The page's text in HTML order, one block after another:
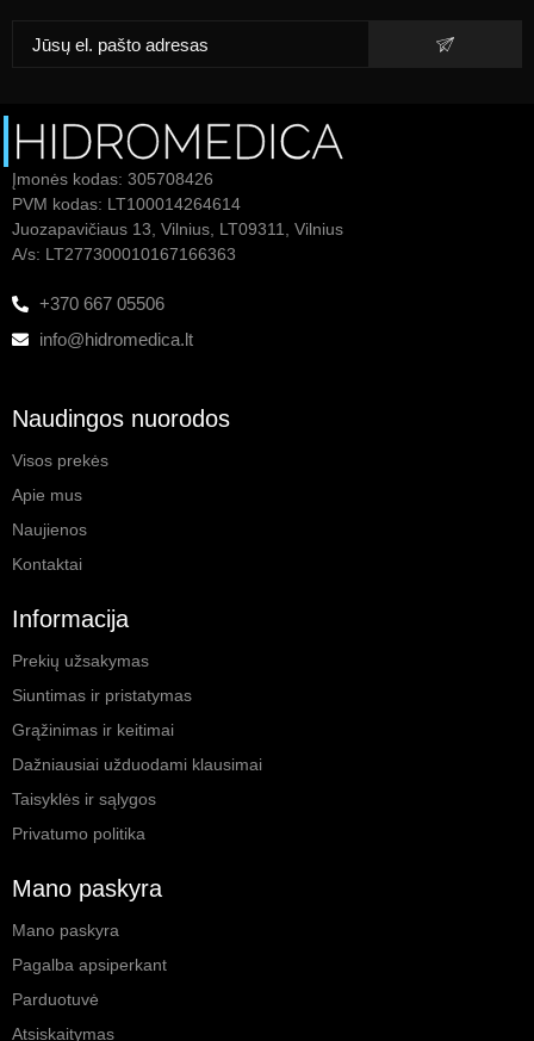
Įmonės kodas: 305708426
PVM kodas: LT100014264614
Juozapavičiaus 13, Vilnius, LT09311, Vilnius
A/s: LT277300010167166363
+370 667 05506
info@hidromedica.lt
Naudingos nuorodos
Visos prekės
Apie mus
Naujienos
Kontaktai
Informacija
Prekių užsakymas
Siuntimas ir pristatymas
Grąžinimas ir keitimai
Dažniausiai užduodami klausimai
Taisyklės ir sąlygos
Privatumo politika
Mano paskyra
Mano paskyra
Pagalba apsiperkant
Parduotuvė
Atsiskaitymas